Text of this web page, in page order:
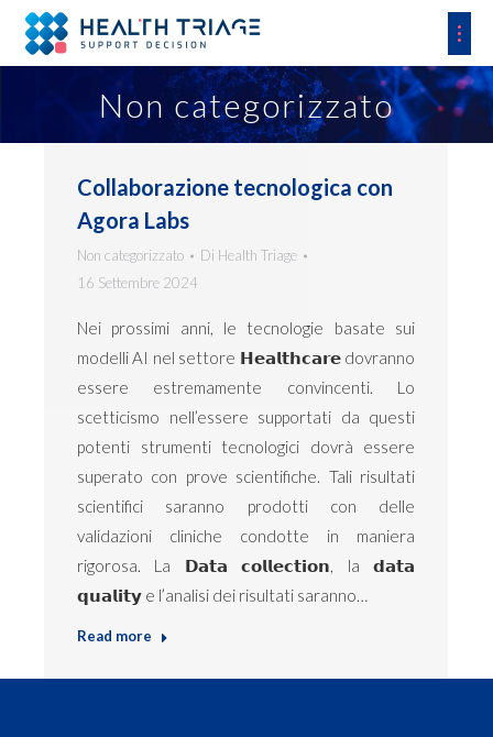
Non categorizzato
Collaborazione tecnologica con
Agora Labs
Non categorizzato Di Health Triage
16 Settembre 2024
Nei prossimi anni, le tecnologie basate sui
modelli AI nel settore 𝗛𝗲𝗮𝗹𝘁𝗵𝗰𝗮𝗿𝗲 dovranno
essere estremamente convincenti. Lo
scetticismo nell’essere supportati da questi
potenti strumenti tecnologici dovrà essere
superato con prove scientifiche. Tali risultati
scientifici saranno prodotti con delle
validazioni cliniche condotte in maniera
rigorosa. La 𝗗𝗮𝘁𝗮 𝗰𝗼𝗹𝗹𝗲𝗰𝘁𝗶𝗼𝗻, la 𝗱𝗮𝘁𝗮
𝗾𝘂𝗮𝗹𝗶𝘁𝘆 e l’analisi dei risultati saranno…
Read more